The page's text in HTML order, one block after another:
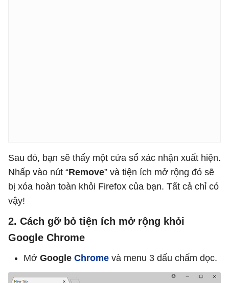
Sau đó, bạn sẽ thấy một cửa sổ xác nhận xuất hiện.
Nhấp vào nút “Remove” và tiện ích mở rộng đó sẽ
bị xóa hoàn toàn khỏi Firefox của bạn. Tất cả chỉ có
vậy!
2. Cách gỡ bỏ tiện ích mở rộng khỏi
Google Chrome
Mở Google Chrome và menu 3 dấu chấm dọc.